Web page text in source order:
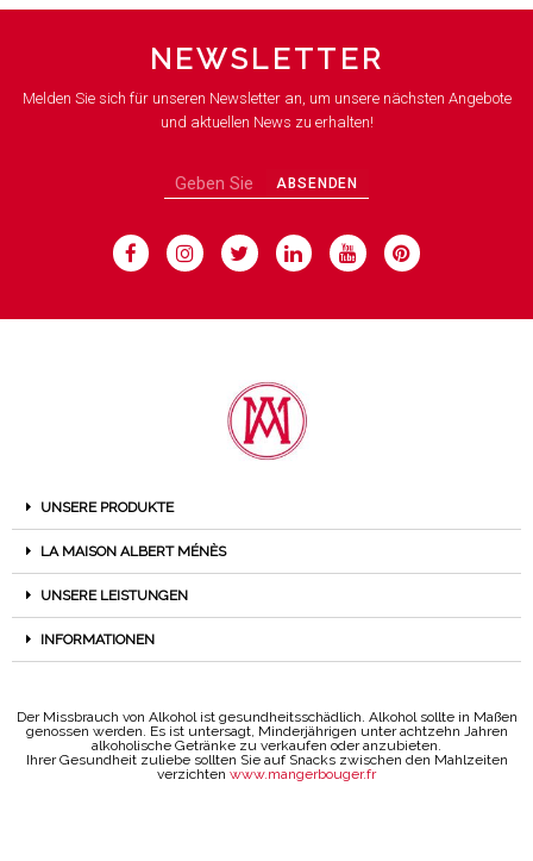
NEWSLETTER
Melden Sie sich für unseren Newsletter an, um unsere nächsten Angebote
und aktuellen News zu erhalten!
ABSENDEN
UNSERE PRODUKTE
LA MAISON ALBERT MÉNÈS
UNSERE LEISTUNGEN
INFORMATIONEN
Der Missbrauch von Alkohol ist gesundheitsschädlich. Alkohol sollte in Maßen
genossen werden. Es ist untersagt, Minderjährigen unter achtzehn Jahren
alkoholische Getränke zu verkaufen oder anzubieten.
Ihrer Gesundheit zuliebe sollten Sie auf Snacks zwischen den Mahlzeiten
verzichten www.mangerbouger.fr